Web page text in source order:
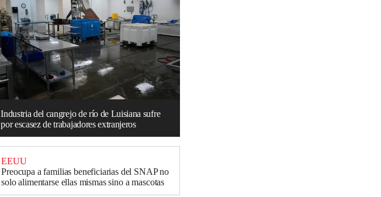
Industria del cangrejo de río de Luisiana sufre
por escasez de trabajadores extranjeros
EEUU
Preocupa a familias beneficiarias del SNAP no
solo alimentarse ellas mismas sino a mascotas